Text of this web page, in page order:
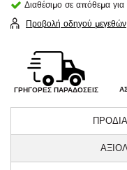
Διαθέσιμο σε απόθεμα
Προβολή οδηγού μεγεθών
ΓΡΉΓΟΡΕΣ ΠΑΡΑΔΌΣΕΙΣ